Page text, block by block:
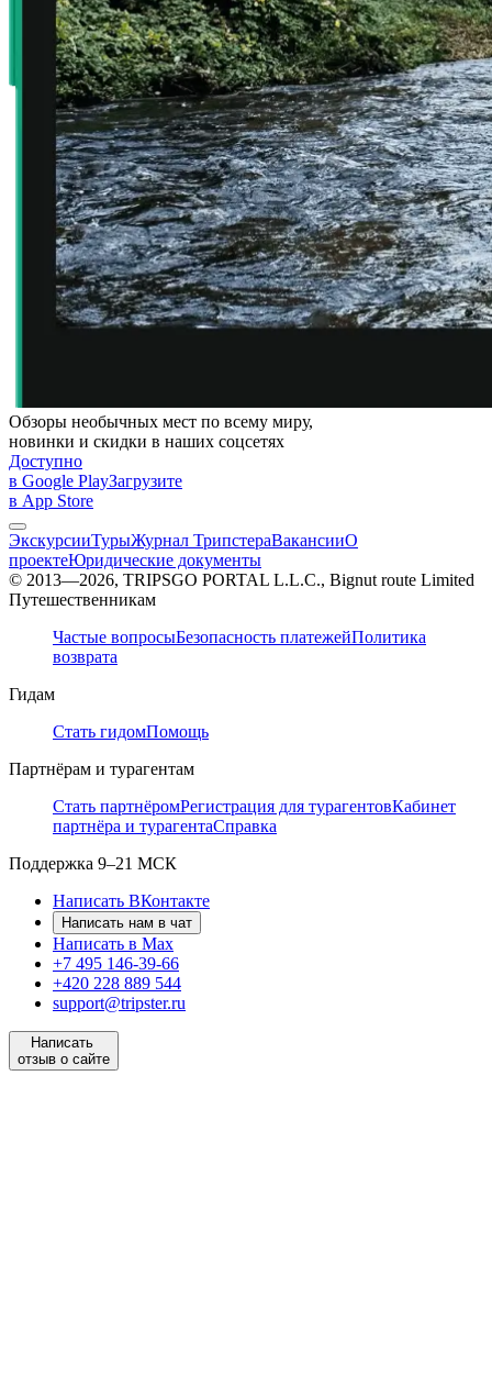
Обзоры необычных мест по всему миру,
новинки и скидки в наших соцсетях
Доступно
в Google PlayЗагрузите
в App Store
ЭкскурсииТурыЖурнал ТрипстераВакансииО
проектеЮридические документы
© 2013—2026, TRIPSGO PORTAL L.L.C., Bignut route Limited
Путешественникам
Частые вопросыБезопасность платежейПолитика
возврата
Гидам
Стать гидомПомощь
Партнёрам и турагентам
Стать партнёромРегистрация для турагентовКабинет
партнёра и турагентаСправка
Поддержка 9–21 МСК
Написать ВКонтакте
Написать нам в чат
Написать в Max
+7 495 146-39-66
+420 228 889 544
support@tripster.ru
Написать
отзыв о сайте